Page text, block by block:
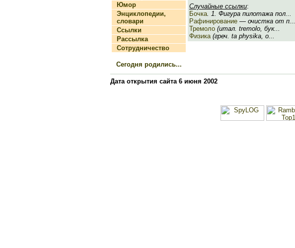
Юмор
Энциклопедии,
словари
Ссылки
Рассылка
Сотрудничество
Сегодня родились...
Случайные ссылки:
Бочка. 1. Фигура пилотажа пол...
Рафинирование — очистка от п...
Тремоло (итал. tremolo, бук...
Физика(греч. ta physika, о...
Дата открытия сайта 6 июня 2002